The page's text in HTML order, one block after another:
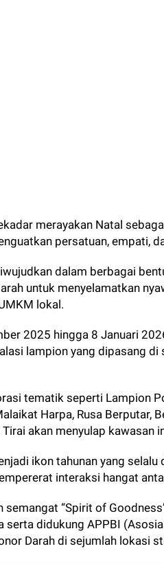
merayakan Natal
persatuan, empati,
dalam berbagai
untuk menyelamatkan
lokal.
2025 hingga 8 Januari
lampion yang dipasang di
tematik seperti Lampion
Harpa, Rusa Berputar,
akan menyulap kawasan
ikon tahunan yang
interaksi hangat
semangat “Spirit of
serta didukung APPBI
Darah di sejumlah lokasi